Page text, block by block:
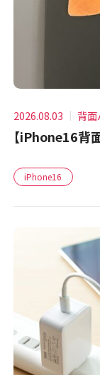
2026.08.03 背面
【iPhone16背
iPhone16